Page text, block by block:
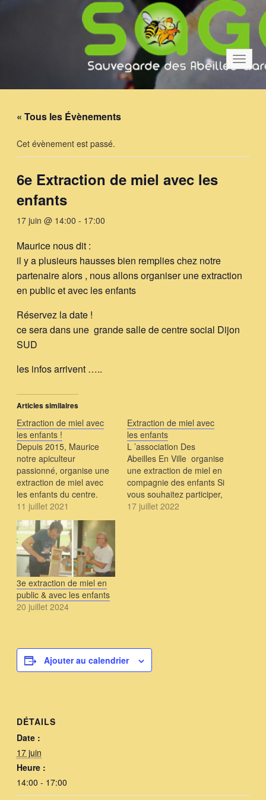
la
« Tous les Évènements
Cet évènement est passé.
6e Extraction de miel avec les
enfants
17 juin @ 14:00 - 17:00
Maurice nous dit :
il y a plusieurs hausses bien remplies chez notre
partenaire alors , nous allons organiser une extraction
en public et avec les enfants
Réservez la date !
ce sera dans une grande salle de centre social Dijon
SUD
les infos arrivent …..
Articles similaires
Extraction de miel avec
les enfants !
Depuis 2015, Maurice
notre apiculteur
passionné, organise une
extraction de miel avec
les enfants du centre.
Malgré la météo peu
favorable en ce printemps
2021, les abeilles de nos
apiculteurs amateurs
nous offrent une belle
récolte. Francis, Philippe,
Maurice seront là pour
animer ce sympathique
après midi de découverte
à…
11 juillet 2021
Extraction de miel avec
les enfants
L ’association Des
Abeilles En Ville organise
une extraction de miel en
compagnie des enfants Si
vous souhaitez participer,
cliquez ici afin que l'on
17 juillet 2022
3e extraction de miel en
public & avec les enfants
20 juillet 2024
Ajouter au calendrier
DÉTAILS
Date :
17 juin
Heure :
14:00 - 17:00